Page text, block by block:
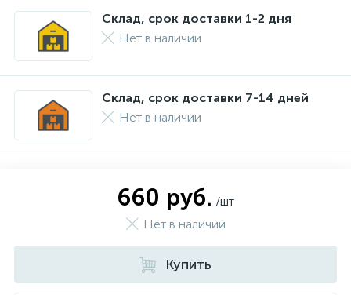
Склад, срок доставки 1-2 дня
Нет в наличии
Склад, срок доставки 7-14 дней
Нет в наличии
660 руб. /шт
Нет в наличии
Купить